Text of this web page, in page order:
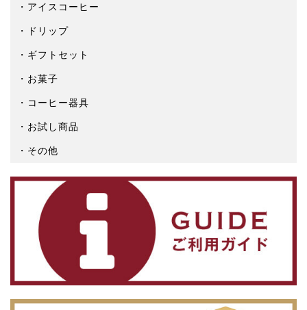
アイスコーヒー
ドリップ
ギフトセット
お菓子
コーヒー器具
お試し商品
その他